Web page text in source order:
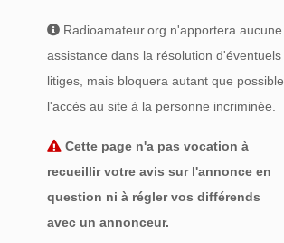
Radioamateur.org n'apportera aucune
assistance dans la résolution d'éventuels
litiges, mais bloquera autant que possible
l'accès au site à la personne incriminée.
Cette page n'a pas vocation à
recueillir votre avis sur l'annonce en
question ni à régler vos différends
avec un annonceur.